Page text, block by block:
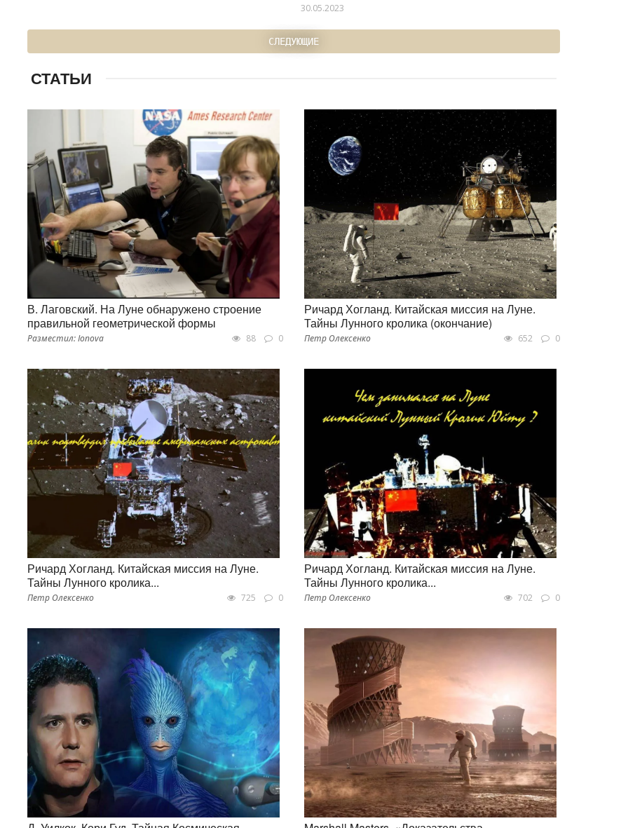
30.05.2023
СЛЕДУЮЩИЕ
СТАТЬИ
В. Лаговский. На Луне обнаружено строение
правильной геометрической формы
Разместил: Ionova 88 0
Ричард Хогланд. Китайская миссия на Луне.
Тайны Лунного кролика (окончание)
Петр Олексенко 652 0
Ричард Хогланд. Китайская миссия на Луне.
Тайны Лунного кролика...
Петр Олексенко 725 0
Ричард Хогланд. Китайская миссия на Луне.
Тайны Лунного кролика...
Петр Олексенко 702 0